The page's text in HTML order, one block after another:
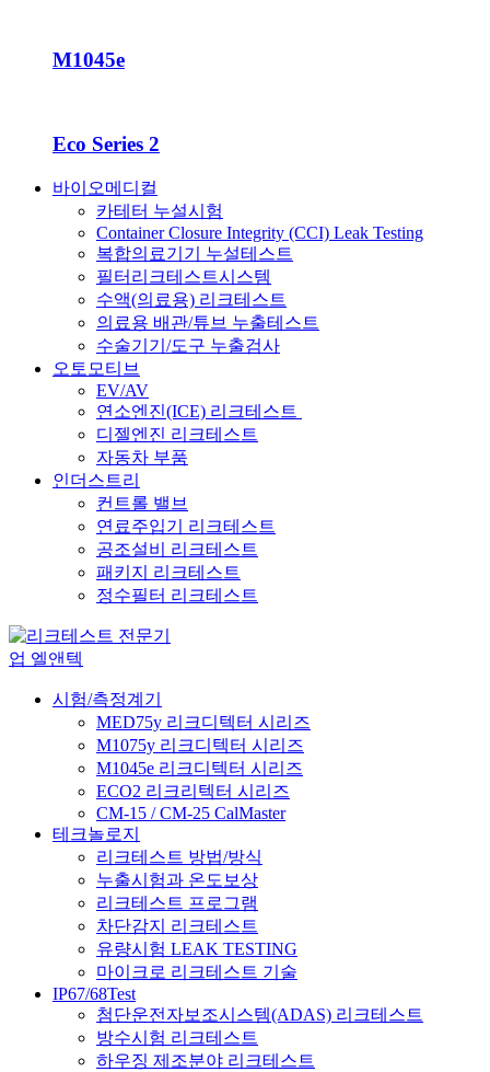
M1045e
Eco Series 2
바이오메디컬
카테터 누설시험
Container Closure Integrity (CCI) Leak Testing
복합의료기기 누설테스트
필터리크테스트시스템
수액(의료용) 리크테스트
의료용 배관/튜브 누출테스트
수술기기/도구 누출검사
오토모티브
EV/AV
연소엔진(ICE) 리크테스트
디젤엔진 리크테스트
자동차 부품
인더스트리
컨트롤 밸브
연료주입기 리크테스트
공조설비 리크테스트
패키지 리크테스트
정수필터 리크테스트
시험/측정계기
MED75y 리크디텍터 시리즈
M1075y 리크디텍터 시리즈
M1045e 리크디텍터 시리즈
ECO2 리크리텍터 시리즈
CM-15 / CM-25 CalMaster
테크놀로지
리크테스트 방법/방식
누출시험과 온도보상
리크테스트 프로그램
차단감지 리크테스트
유량시험 LEAK TESTING
마이크로 리크테스트 기술
IP67/68Test
첨단운전자보조시스템(ADAS) 리크테스트
방수시험 리크테스트
하우징 제조분야 리크테스트